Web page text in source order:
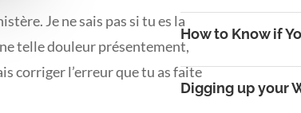
Je ne sais pas si tu es la
telle douleur présentement,
corriger l’erreur que tu as faite
How to Know if
Digging up your